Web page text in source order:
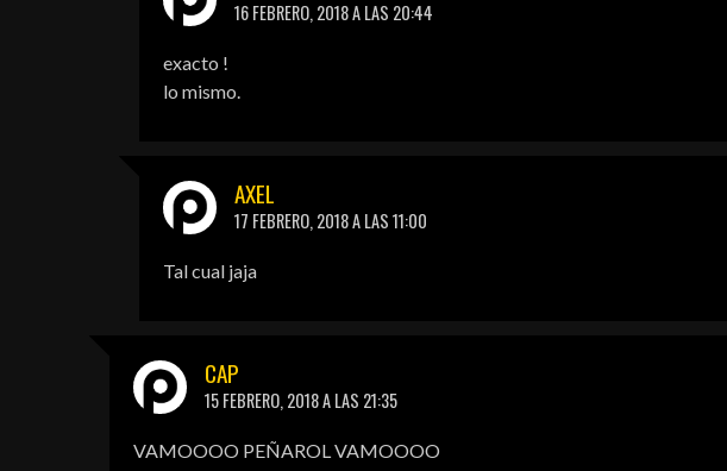
16 FEBRERO, 2018 A LAS 20:44
exacto !
lo mismo.
AXEL
17 FEBRERO, 2018 A LAS 11:00
Tal cual jaja
CAP
15 FEBRERO, 2018 A LAS 21:35
VAMOOOO PEÑAROL VAMOOOO